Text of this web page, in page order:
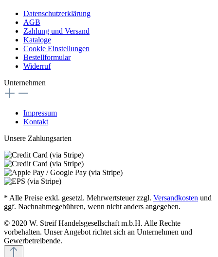
Datenschutzerklärung
AGB
Zahlung und Versand
Kataloge
Cookie Einstellungen
Bestellformular
Widerruf
Unternehmen
Impressum
Kontakt
Unsere Zahlungsarten
* Alle Preise exkl. gesetzl. Mehrwertsteuer zzgl. Versandkosten und
ggf. Nachnahmegebühren, wenn nicht anders angegeben.
© 2020 W. Streif Handelsgesellschaft m.b.H. Alle Rechte
vorbehalten. Unser Angebot richtet sich an Unternehmen und
Gewerbetreibende.